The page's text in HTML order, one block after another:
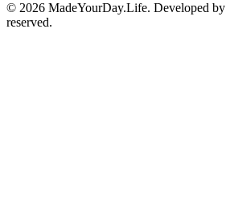
© 2026 MadeYourDay.Life. Developed by
reserved.